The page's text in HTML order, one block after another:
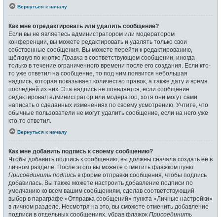
Вернуться к началу
Как мне отредактировать или удалить сообщение?
Если вы не являетесь администратором или модератором
конференции, вы можете редактировать и удалять только свои
собственные сообщения. Вы можете перейти к редактированию,
щёлкнув по кнопке Правка в соответствующем сообщении, иногда
только в течение ограниченного времени после его создания. Если кто-
то уже ответил на сообщение, то под ним появится небольшая
надпись, которая показывает количество правок, а также дату и время
последней из них. Эта надпись не появляется, если сообщение
редактировал администратор или модератор, хотя они могут сами
написать о сделанных изменениях по своему усмотрению. Учтите, что
обычные пользователи не могут удалить сообщение, если на него уже
кто-то ответил.
Вернуться к началу
Как мне добавить подпись к своему сообщению?
Чтобы добавить подпись к сообщению, вы должны сначала создать её в
личном разделе. После этого вы можете отметить флажком пункт
Присоединить подпись в форме отправки сообщения, чтобы подпись
добавилась. Вы также можете настроить добавление подписи по
умолчанию ко всем вашим сообщениям, сделав соответствующий
выбор в параграфе «Отправка сообщений» пункта «Личные настройки»
в личном разделе. Несмотря на это, вы сможете отменить добавление
подписи в отдельных сообщениях, убрав флажок Присоединить